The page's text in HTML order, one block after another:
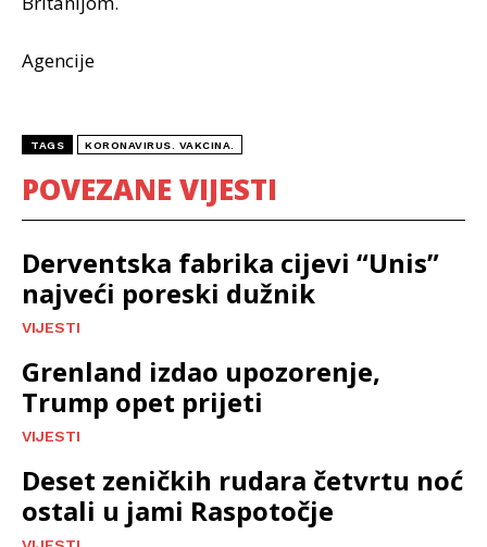
Agencije
TAGS KORONAVIRUS. VAKCINA.
POVEZANE VIJESTI
Derventska fabrika cijevi “Unis”
najveći poreski dužnik
VIJESTI
Grenland izdao upozorenje,
Trump opet prijeti
VIJESTI
Deset zeničkih rudara četvrtu noć
ostali u jami Raspotočje